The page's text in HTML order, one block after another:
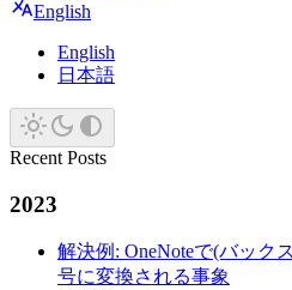
English
English
日本語
Recent Posts
2023
解決例: OneNoteで(バック
号に変換される事象